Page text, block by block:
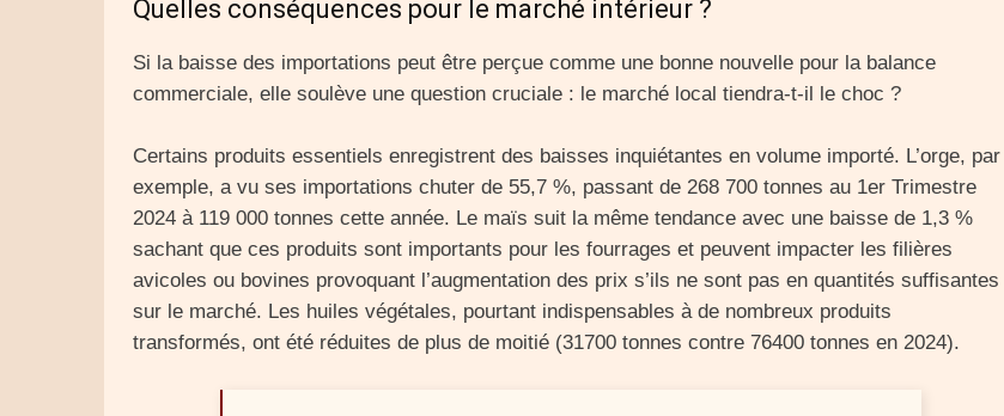
Quelles conséquences pour le marché intérieur ?
Si la baisse des importations peut être perçue comme une bonne nouvelle pour la balance
commerciale, elle soulève une question cruciale : le marché local tiendra-t-il le choc ?
Certains produits essentiels enregistrent des baisses inquiétantes en volume importé. L’orge, par
exemple, a vu ses importations chuter de 55,7 %, passant de 268 700 tonnes au 1er Trimestre
2024 à 119 000 tonnes cette année. Le maïs suit la même tendance avec une baisse de 1,3 %
sachant que ces produits sont importants pour les fourrages et peuvent impacter les filières
avicoles ou bovines provoquant l’augmentation des prix s’ils ne sont pas en quantités suffisantes
sur le marché. Les huiles végétales, pourtant indispensables à de nombreux produits
transformés, ont été réduites de plus de moitié (31700 tonnes contre 76400 tonnes en 2024).